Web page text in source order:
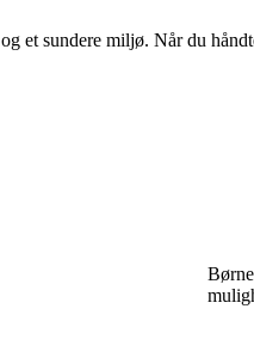
et sundere miljø. Når du